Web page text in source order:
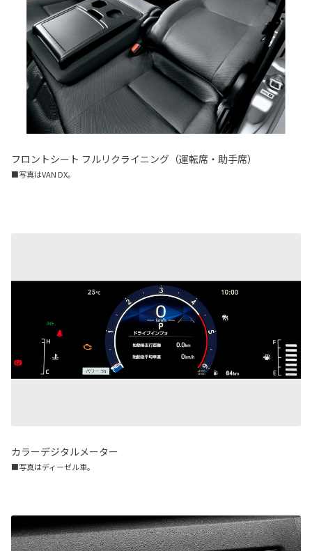
フロントシート フルリクライニング（運転席・助手席）
■写真はVAN DX。
カラーデジタルメーター
■写真はディーゼル車。